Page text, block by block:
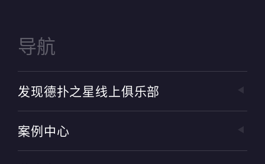
导航
发现德扑之星线上俱乐部
案例中心